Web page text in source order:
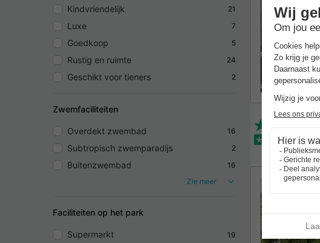
Kindvriendelijk 21
Luxe 7
Goedkoop 5
Rustig en ruimte 24
Geschikt voor tieners 2
Zwemfaciliteiten
Overdekt zwembad 16
Subtropisch zwemparadijs 2
Buitenzwembad
16
Zie meer
Faciliteiten op het park
Supermarkt 19